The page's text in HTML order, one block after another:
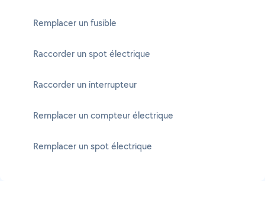
Remplacer un fusible
Raccorder un spot électrique
Raccorder un interrupteur
Remplacer un compteur électrique
Remplacer un spot électrique